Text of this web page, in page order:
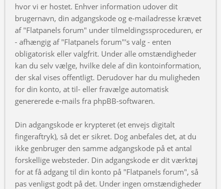
hvor vi er hostet. Enhver information udover dit
brugernavn, din adgangskode og e-mailadresse krævet
af "Flatpanels forum" under tilmeldingssproceduren, er
- afhængig af "Flatpanels forum"'s valg - enten
obligatorisk eller valgfrit. Under alle omstændigheder
kan du selv vælge, hvilke dele af din kontoinformation,
der skal vises offentligt. Derudover har du muligheden
for din konto, at til- eller fravælge automatisk
genererede e-mails fra phpBB-softwaren.
Din adgangskode er krypteret (et envejs digitalt
fingeraftryk), så det er sikret. Dog anbefales det, at du
ikke genbruger den samme adgangskode på et antal
forskellige websteder. Din adgangskode er dit værktøj
for at få adgang til din konto på "Flatpanels forum", så
pas venligst godt på det. Under ingen omstændigheder